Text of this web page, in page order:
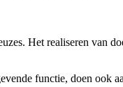
Het realiseren van
functie, doen ook